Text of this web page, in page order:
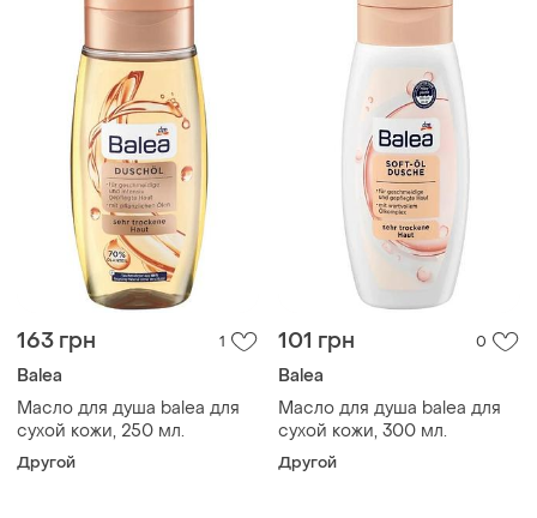
163 грн 1
Balea
Масло для душа balea для
сухой кожи, 250 мл.
Другой
101 грн 0
Balea
Масло для душа balea для
сухой кожи, 300 мл.
Другой